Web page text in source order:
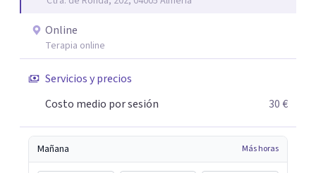
eficacia, reduciendo el tiempo de tratamiento y
consiguiendo cambios positivos desde la primera sesión.
¿Tienes dudas de cómo enfocaré tu problema o situación?
momento de dar el paso a una nueva etapa en tu vida.
Online
Terapia online
Servicios y precios
Costo medio por sesión
30 €
Mañana Más horas